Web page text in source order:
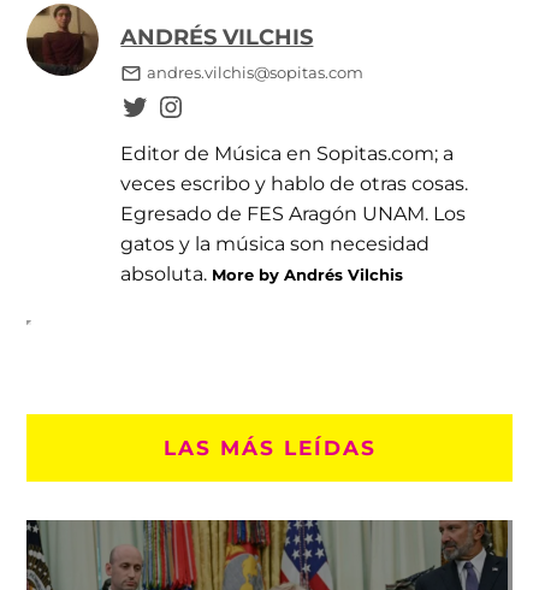
ANDRÉS VILCHIS
andres.vilchis@sopitas.com
Editor de Música en Sopitas.com; a
veces escribo y hablo de otras cosas.
Egresado de FES Aragón UNAM. Los
gatos y la música son necesidad
absoluta. More by Andrés Vilchis
LAS MÁS LEÍDAS